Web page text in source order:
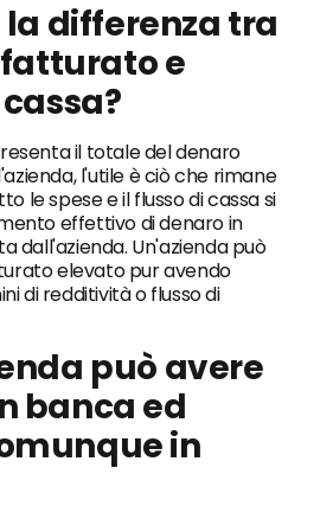
la differenza tra
e
il totale del denaro
l'utile è ciò che rimane
le spese e il flusso di cassa si
effettivo di denaro in
dall'azienda. Un'azienda può
elevato pur avendo
di redditività o flusso di
può avere
banca ed
in